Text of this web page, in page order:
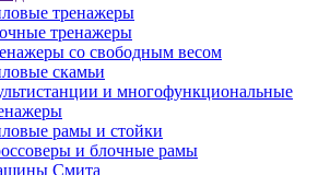
тренажеры
тренажеры
со свободным весом
скамьи
и многофункциональные
рамы и стойки
и блочные рамы
Смита